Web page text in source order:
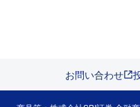
お問い合わせ